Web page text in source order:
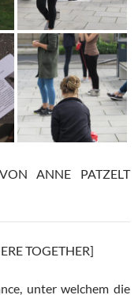
ANNE PATZELT
TOGETHER]
unter welchem die